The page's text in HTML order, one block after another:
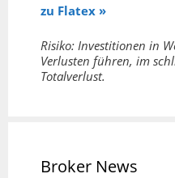
zu Flatex »
Risiko: Investitionen in
Verlusten führen, im
Totalverlust.
Broker News